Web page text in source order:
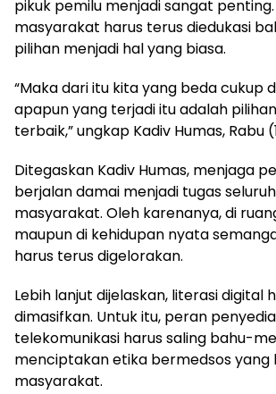
pikuk pemilu menjadi sangat penting.
masyarakat harus terus diedukasi
pilihan menjadi hal yang biasa.
“Maka dari itu kita yang beda cukup
apapun yang terjadi itu adalah
terbaik,” ungkap Kadiv Humas, Rabu
Ditegaskan Kadiv Humas, menjaga
berjalan damai menjadi tugas
masyarakat. Oleh karenanya, di
maupun di kehidupan nyata
harus terus digelorakan.
Lebih lanjut dijelaskan, literasi digital
dimasifkan. Untuk itu, peran
telekomunikasi harus saling bahu-
menciptakan etika bermedsos yang
masyarakat.